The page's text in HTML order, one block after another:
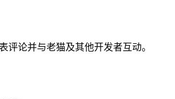
评论并与老猫及其他开发者互动。